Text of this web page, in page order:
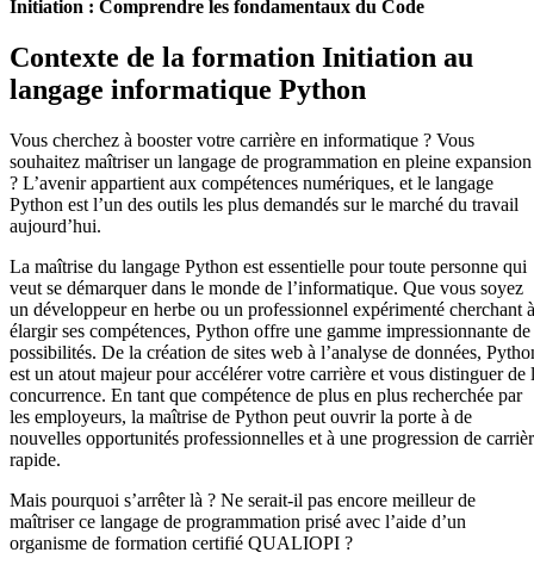
Initiation : Comprendre les fondamentaux du Code
Contexte de la formation Initiation au
langage informatique Python
Vous cherchez à booster votre carrière en informatique ? Vous
souhaitez maîtriser un langage de programmation en pleine expansion
? L’avenir appartient aux compétences numériques, et le langage
Python est l’un des outils les plus demandés sur le marché du travail
aujourd’hui.
La maîtrise du langage Python est essentielle pour toute personne qui
veut se démarquer dans le monde de l’informatique. Que vous soyez
un développeur en herbe ou un professionnel expérimenté cherchant à
élargir ses compétences, Python offre une gamme impressionnante de
possibilités. De la création de sites web à l’analyse de données,
est un atout majeur pour accélérer votre carrière et vous distinguer de
concurrence. En tant que compétence de plus en plus recherchée par
les employeurs, la maîtrise de Python peut ouvrir la porte à de
nouvelles opportunités professionnelles et à une progression de
rapide.
Mais pourquoi s’arrêter là ? Ne serait-il pas encore meilleur de
maîtriser ce langage de programmation prisé avec l’aide d’un
organisme de formation certifié QUALIOPI ?